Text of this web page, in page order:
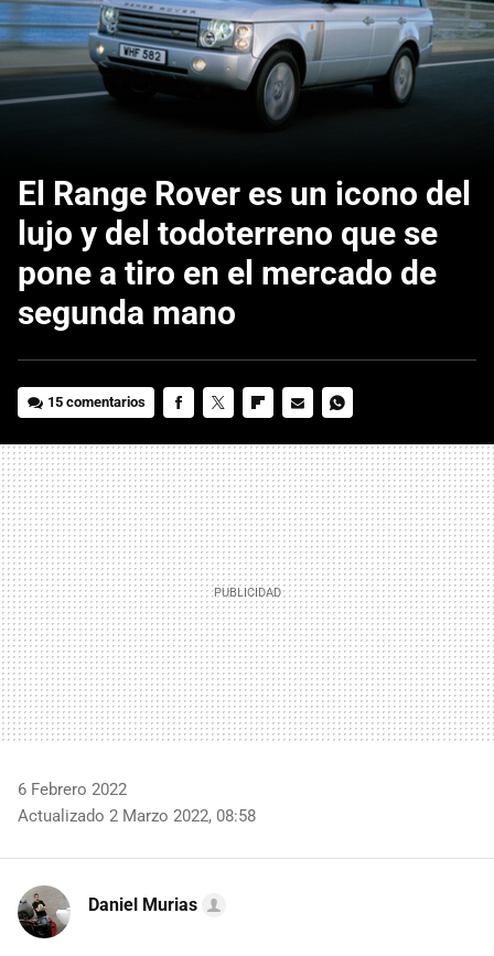
El Range Rover es un icono del
lujo y del todoterreno que se
pone a tiro en el mercado de
segunda mano
15 comentarios
MAIL
6 Febrero 2022
Actualizado 2 Marzo 2022, 08:58
Daniel Murias